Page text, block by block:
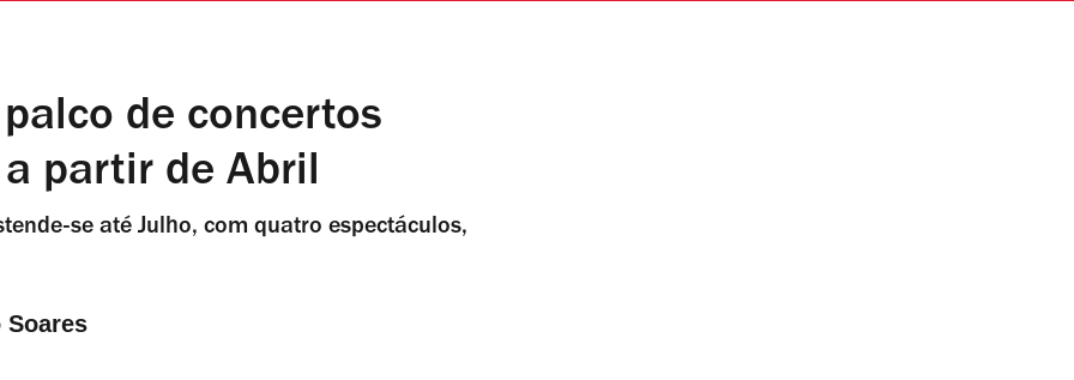
de concertos
partir de Abril
se até Julho, com quatro espectáculos,
Soares